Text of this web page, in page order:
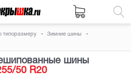
типоразмеру
Зимние шины
шины
50 R20